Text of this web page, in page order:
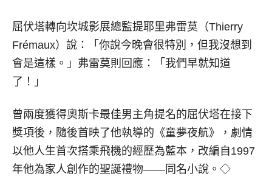
屈伏塔轉向坎城影展總監提耶里弗雷莫（Thierry
Frémaux）說：「你說今晚會很特別，但我沒想到
會是這樣。」弗雷莫則回應：「我們早就知道
了！」
曾兩度獲得奧斯卡最佳男主角提名的屈伏塔在接下
獎項後，隨後首映了他執導的《童夢夜航》，劇情
以他人生首次搭乘飛機的經歷為藍本，改編自1997
年他為家人創作的聖誕禮物——同名小說。◇